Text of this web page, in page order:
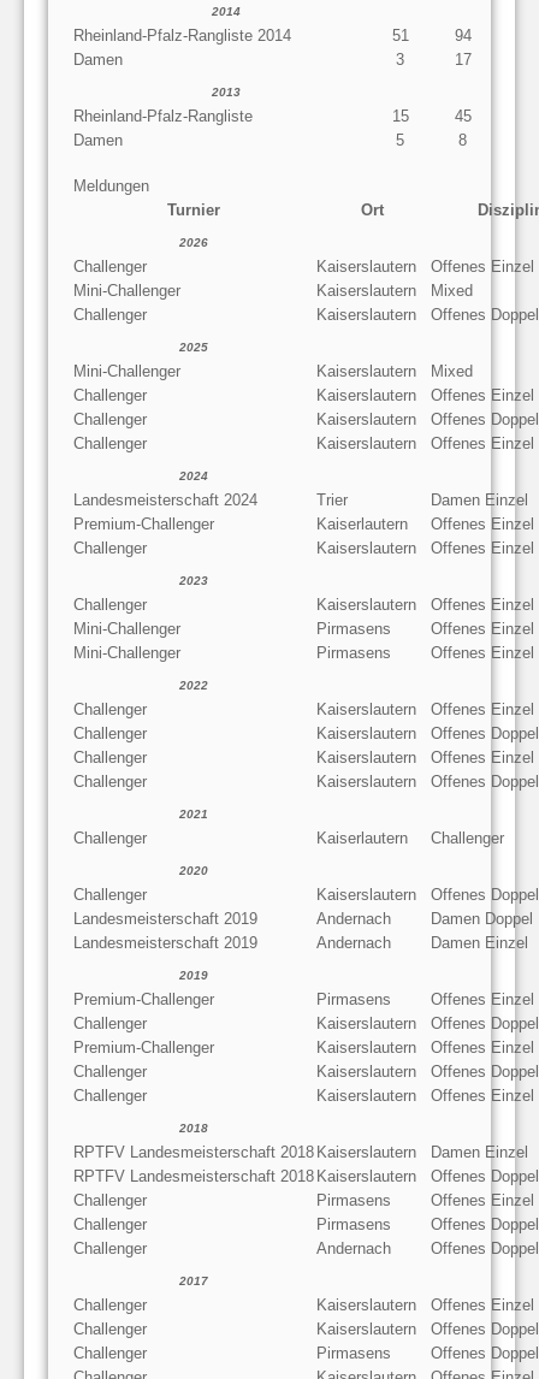
2014
Rheinland-Pfalz-Rangliste 2014 51
94
Damen
3 17
2013
Rheinland-Pfalz-Rangliste 15
45
Damen
5 8
Meldungen
Turnier
Ort
2026
Challenger Kaiserslautern
Offenes Einzel
Mini-Challenger
Kaiserslautern
Mixed
Challenger
Kaiserslautern Offenes Doppel
2025
Mini-Challenger Kaiserslautern
Mixed
Challenger
Kaiserslautern
Offenes Einzel
Challenger
Kaiserslautern
Offenes Doppel
Challenger
Kaiserslautern Offenes Einzel
2024
Landesmeisterschaft 2024 Trier
Damen Einzel
Premium-Challenger
Kaiserlautern
Offenes Einzel
Challenger
Kaiserslautern Offenes Einzel
2023
Challenger Kaiserslautern
Offenes Einzel
Mini-Challenger
Pirmasens
Offenes Einzel
Mini-Challenger
Pirmasens Offenes Einzel
2022
Challenger Kaiserslautern
Offenes Einzel
Challenger
Kaiserslautern
Offenes Doppel
Challenger
Kaiserslautern
Offenes Einzel
Challenger
Kaiserslautern Offenes Doppel
2021
Challenger Kaiserlautern Challenger
2020
Challenger Kaiserslautern
Offenes Doppel
Landesmeisterschaft 2019
Andernach
Damen Doppel
Landesmeisterschaft 2019
Andernach Damen Einzel
2019
Premium-Challenger Pirmasens
Offenes Einzel
Challenger
Kaiserslautern
Offenes Doppel
Premium-Challenger
Kaiserslautern
Offenes Einzel
Challenger
Kaiserslautern
Offenes Doppel
Challenger
Kaiserslautern Offenes Einzel
2018
RPTFV Landesmeisterschaft 2018 Kaiserslautern
Damen Einzel
RPTFV Landesmeisterschaft 2018 Kaiserslautern
Offenes Doppel
Challenger
Pirmasens
Offenes Einzel
Challenger
Pirmasens
Offenes Doppel
Challenger
Andernach Offenes Doppel
2017
Challenger Kaiserslautern
Offenes Einzel
Challenger
Kaiserslautern
Offenes Doppel
Challenger
Pirmasens
Offenes Doppel